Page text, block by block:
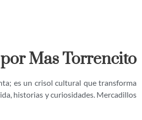
Mas Torrencito
es un crisol cultural que transforma
historias y curiosidades. Mercadillos